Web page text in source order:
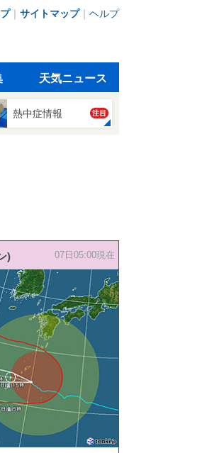
｜ サイトマップ｜ ヘルプ
天気ニュース
熱中症情報 注目
) 07日05:00現在